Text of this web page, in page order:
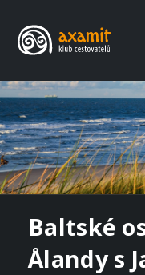
Baltské
Ålandy s